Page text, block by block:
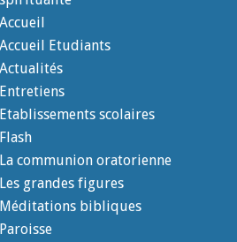
Accueil
Accueil Etudiants
Actualités
Entretiens
Etablissements scolaires
Flash
La communion oratorienne
Les grandes figures
Méditations bibliques
Paroisse